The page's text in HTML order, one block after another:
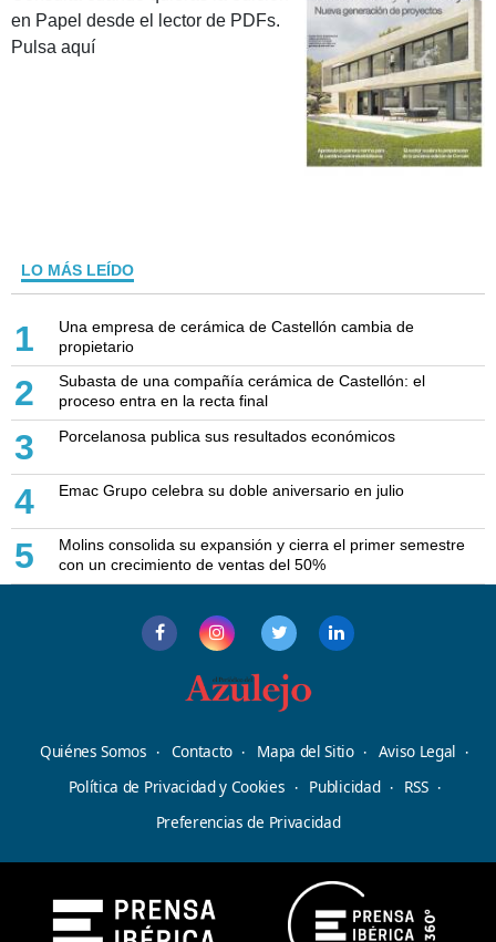
en Papel desde el lector de PDFs.
Pulsa aquí
LO MÁS LEÍDO
1
Una empresa de cerámica de Castellón cambia de
propietario
2
Subasta de una compañía cerámica de Castellón: el
proceso entra en la recta final
3 Porcelanosa publica sus resultados económicos
4 Emac Grupo celebra su doble aniversario en julio
5
Molins consolida su expansión y cierra el primer semestre
con un crecimiento de ventas del 50%
Quiénes Somos Contacto Mapa del Sitio
Aviso Legal
Política de Privacidad y Cookies
Publicidad
RSS
Preferencias de Privacidad